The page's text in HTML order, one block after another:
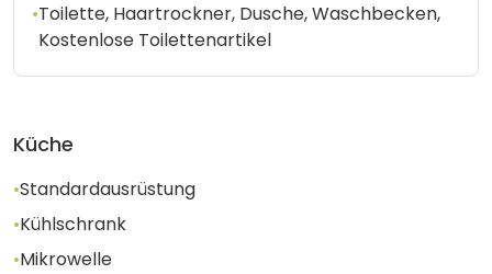
•Toilette, Haartrockner, Dusche, Waschbecken,
Kostenlose Toilettenartikel
Küche
•Standardausrüstung
•Kühlschrank
•Mikrowelle